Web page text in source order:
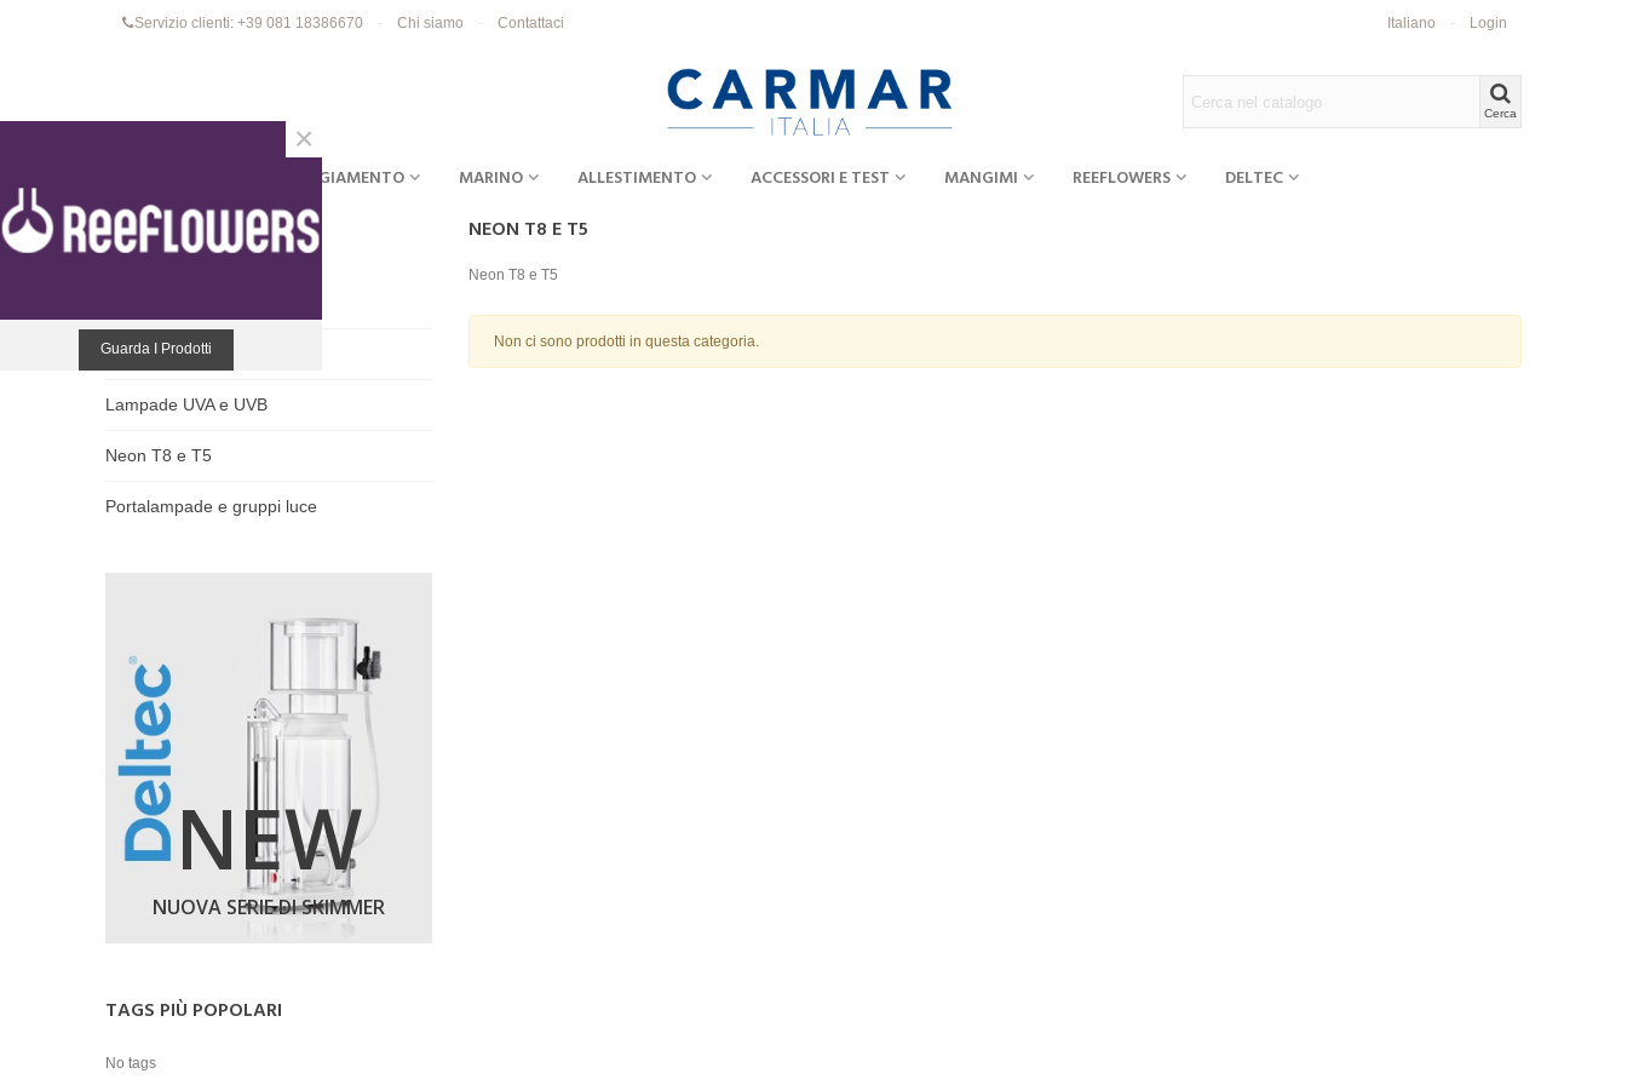
Servizio clienti: +39 081 18386670 Chi siamo Contattaci Italiano Login
Cerca
EQUIPAGGIAMENTO MARINO ALLESTIMENTO ACCESSORI E TEST MANGIMI REEFLOWERS DELTEC
ILLUMINAZIONE
Lampade Spot
Lampade UVA e UVB
Neon T8 e T5
Portalampade e gruppi luce
NEW
NUOVA SERIE DI SKIMMER
TAGS PIÙ POPOLARI
No tags
NEON T8 E T5
Neon T8 e T5
Non ci sono prodotti in questa categoria.
Guarda I Prodotti
×